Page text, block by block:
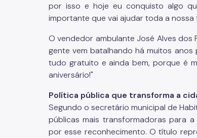
por isso e hoje eu conquisto algo
importante que vai ajudar toda a nossa
O vendedor ambulante José Alves dos
gente vem batalhando há muitos
tudo gratuito e ainda bem, porque é
aniversário!"
Política pública que transforma a
Segundo o secretário municipal de
públicas mais transformadoras para
por esse reconhecimento. O título